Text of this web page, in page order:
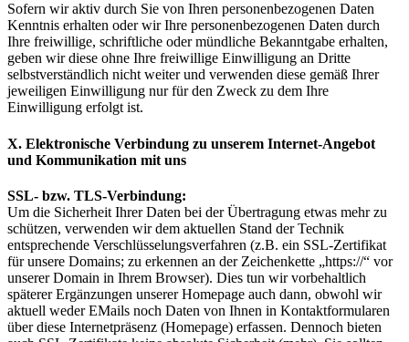
Sofern wir aktiv durch Sie von Ihren personenbezogenen Daten
Kenntnis erhalten oder wir Ihre personenbezogenen Daten durch
Ihre freiwillige, schriftliche oder mündliche Bekanntgabe erhalten,
geben wir diese ohne Ihre freiwillige Einwilligung an Dritte
selbstverständlich nicht weiter und verwenden diese gemäß Ihrer
jeweiligen Einwilligung nur für den Zweck zu dem Ihre
Einwilligung erfolgt ist.
X. Elektronische Verbindung zu unserem Internet-Angebot
und Kommunikation mit uns
SSL- bzw. TLS-Verbindung:
Um die Sicherheit Ihrer Daten bei der Übertragung etwas mehr zu
schützen, verwenden wir dem aktuellen Stand der Technik
entsprechende Verschlüsselungsverfahren (z.B. ein SSL-Zertifikat
für unsere Domains; zu erkennen an der Zeichenkette „https://“ vor
unserer Domain in Ihrem Browser). Dies tun wir vorbehaltlich
späterer Ergänzungen unserer Homepage auch dann, obwohl wir
aktuell weder EMails noch Daten von Ihnen in Kontaktformularen
über diese Internetpräsenz (Homepage) erfassen. Dennoch bieten